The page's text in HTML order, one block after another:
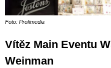
Foto: Profimedia
Vítěz Main Eventu
Weinman